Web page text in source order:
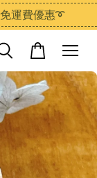
運費優惠➰